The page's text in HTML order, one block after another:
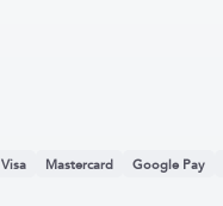
Visa Mastercard Google Pay